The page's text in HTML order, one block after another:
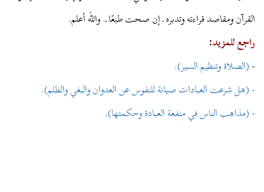
القرآن ومقاصد قراءته وتدبره ـ إن صحت طبعًا ـ. والله أعلم.
راجع للمزيد:
-(الصلاة وتنظيم السير).
- (هل شرعت العبادات صيانة للنفوس عن العدوان والبغي والظلم).
- (مذاهب الناس في منفعة العبادة وحكمتها).